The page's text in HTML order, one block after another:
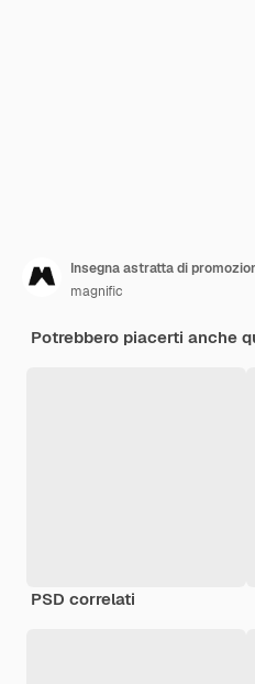
Insegna astratta di
magnific
Potrebbero piacerti anche
PSD correlati